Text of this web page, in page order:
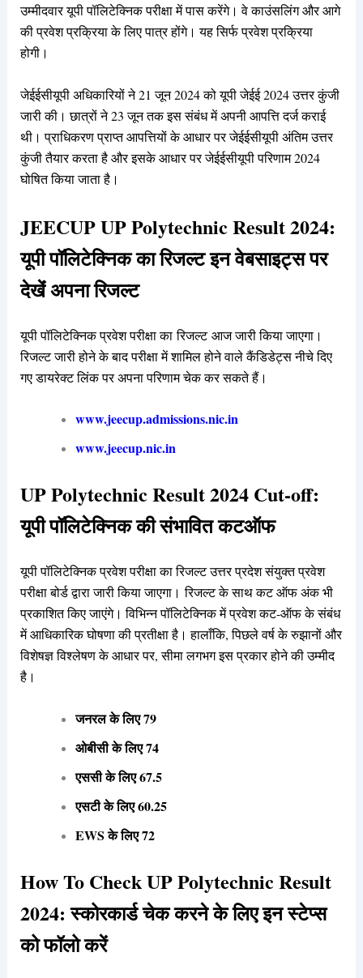
उम्मीदवार यूपी पॉलिटेक्निक परीक्षा में पास करेंगे। वे काउंसलिंग और आगे
की प्रवेश प्रक्रिया के लिए पात्र होंगे। यह सिर्फ प्रवेश प्रक्रिया
होगी।
जेईईसीयूपी अधिकारियों ने 21 जून 2024 को यूपी जेईई 2024 उत्तर कुंजी
जारी की। छात्रों ने 23 जून तक इस संबंध में अपनी आपत्ति दर्ज कराई
थी। प्राधिकरण प्राप्त आपत्तियों के आधार पर जेईईसीयूपी अंतिम उत्तर
कुंजी तैयार करता है और इसके आधार पर जेईईसीयूपी परिणाम 2024
घोषित किया जाता है।
JEECUP UP Polytechnic Result 2024:
यूपी पॉलिटेक्निक का रिजल्ट इन वेबसाइट्स पर
देखेंं अपना रिजल्ट
यूपी पॉलिटेक्निक प्रवेश परीक्षा का रिजल्ट आज जारी किया जाएगा।
रिजल्ट जारी होने के बाद परीक्षा में शामिल होने वाले कैंडिडेट्स नीचे दिए
गए डायरेक्ट लिंक पर अपना परिणाम चेक कर सकते हैं।
www.jeecup.admissions.nic.in
www.jeecup.nic.in
UP Polytechnic Result 2024 Cut-off:
यूपी पॉलिटेक्निक की संभावित कटऑफ
यूपी पॉलिटेक्निक प्रवेश परीक्षा का रिजल्ट उत्तर प्रदेश संयुक्त प्रवेश
परीक्षा बोर्ड द्वारा जारी किया जाएगा। रिजल्ट के साथ कट ऑफ अंक भी
प्रकाशित किए जाएंगे। विभिन्न पॉलिटेक्निक में प्रवेश कट-ऑफ के संबंध
में आधिकारिक घोषणा की प्रतीक्षा है। हालाँकि, पिछले वर्ष के रुझानों और
विशेषज्ञ विश्लेषण के आधार पर, सीमा लगभग इस प्रकार होने की उम्मीद
है।
जनरल के लिए 79
ओबीसी के लिए 74
एससी के लिए 67.5
एसटी के लिए 60.25
EWS के लिए 72
How To Check UP Polytechnic Result
2024: स्कोरकार्ड चेक करने के लिए इन स्टेप्स
को फॉलो करें